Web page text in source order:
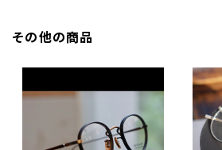
その他の商品